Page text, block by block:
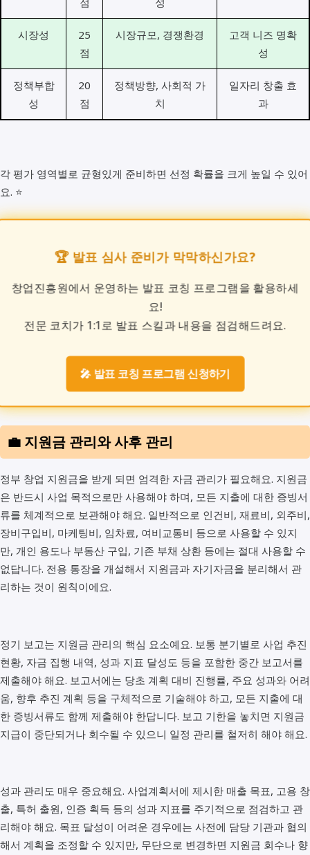
시장성
25
점
시장규모, 경쟁환경
고객 니즈 명확
성
정책부합
성
20
점
정책방향, 사회적 가
치
일자리 창출 효
과
각 평가 영역별로 균형있게 준비하면 선정 확률을 크게 높일 수 있어
요. ⭐
🏆 발표 심사 준비가 막막하신가요?
창업진흥원에서 운영하는 발표 코칭 프로그램을 활용하세
요!
전문 코치가 1:1로 발표 스킬과 내용을 점검해드려요.
🎤 발표 코칭 프로그램 신청하기
💼 지원금 관리와 사후 관리
정부 창업 지원금을 받게 되면 엄격한 자금 관리가 필요해요. 지원금
은 반드시 사업 목적으로만 사용해야 하며, 모든 지출에 대한 증빙서
류를 체계적으로 보관해야 해요. 일반적으로 인건비, 재료비, 외주비,
장비구입비, 마케팅비, 임차료, 여비교통비 등으로 사용할 수 있지
만, 개인 용도나 부동산 구입, 기존 부채 상환 등에는 절대 사용할 수
없답니다. 전용 통장을 개설해서 지원금과 자기자금을 분리해서 관
리하는 것이 원칙이에요.
정기 보고는 지원금 관리의 핵심 요소예요. 보통 분기별로 사업 추진
현황, 자금 집행 내역, 성과 지표 달성도 등을 포함한 중간 보고서를
제출해야 해요. 보고서에는 당초 계획 대비 진행률, 주요 성과와 어려
움, 향후 추진 계획 등을 구체적으로 기술해야 하고, 모든 지출에 대
한 증빙서류도 함께 제출해야 한답니다. 보고 기한을 놓치면 지원금
지급이 중단되거나 회수될 수 있으니 일정 관리를 철저히 해야 해요.
성과 관리도 매우 중요해요. 사업계획서에 제시한 매출 목표, 고용 창
출, 특허 출원, 인증 획득 등의 성과 지표를 주기적으로 점검하고 관
리해야 해요. 목표 달성이 어려운 경우에는 사전에 담당 기관과 협의
해서 계획을 조정할 수 있지만, 무단으로 변경하면 지원금 회수나 향